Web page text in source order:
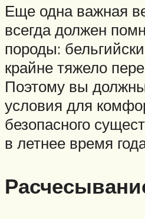
Еще одна важная
всегда должен
породы:
крайне тяжело
Поэтому вы
условия для
безопасного
в летнее время